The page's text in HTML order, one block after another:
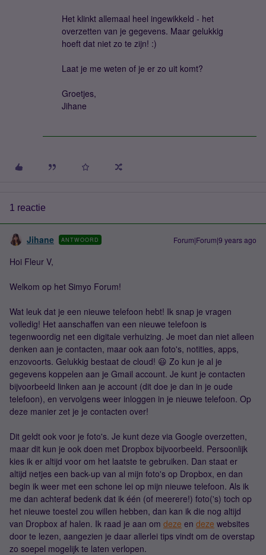
Het klinkt allemaal heel ingewikkeld - het
overzetten van je gegevens. Maar gelukkig
hoeft dat niet zo te zijn! :)
Laat je me weten of je er zo uit komt?
Groetjes,
Jihane
1 reactie
Jihane ANTWOORD Forum|Forum|9 years ago
Hoi Fleur V,
Welkom op het Simyo Forum!
Wat leuk dat je een nieuwe telefoon hebt! Ik snap je vragen
volledig! Het aanschaffen van een nieuwe telefoon is
tegenwoordig net een digitale verhuizing. Je moet dan niet alleen
denken aan je contacten, maar ook aan foto's, notities, apps,
enzovoorts. Gelukkig bestaat de cloud! 😃 Zo kun je al je
gegevens koppelen aan je Gmail account. Je kunt je contacten
bijvoorbeeld linken aan je account (dit doe je dan in je oude
telefoon), en vervolgens weer inloggen in je nieuwe telefoon. Op
deze manier zet je je contacten over!
Dit geldt ook voor je foto's. Je kunt deze via Google overzetten,
maar dit kun je ook doen met Dropbox bijvoorbeeld. Persoonlijk
kies ik er altijd voor om het laatste te gebruiken. Dan staat er
altijd netjes een back-up van al mijn foto's op Dropbox, en dan
begin ik weer met een schone lei op mijn nieuwe telefoon. Als ik
me dan achteraf bedenk dat ik één (of meerere!) foto('s) toch op
het nieuwe toestel zou willen hebben, dan kan ik die nog altijd
van Dropbox af halen. Ik raad je aan om deze en deze websites
door te lezen, aangezien je daar allerlei tips vindt om de overstap
zo soepel mogelijk te laten verlopen.